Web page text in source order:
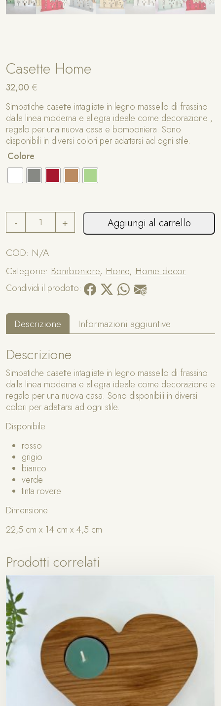
Casette Home
32,00 €
Simpatiche casette intagliate in legno massello di frassino
dalla linea moderna e allegra ideale come decorazione ,
regalo per una nuova casa e bomboniera. Sono
disponibili in diversi colori per adattarsi ad ogni stile.
Colore
-
C
e
t
e
m
u
n
t
i
t
à
+ Aggiungi al carrello
A
r
a
v
:COD: N/A
Categorie: Bomboniere, Home, Home decor
Condividi il prodotto:
Descrizione Informazioni aggiuntive
Descrizione
Simpatiche casette intagliate in legno massello di frassino
dalla linea moderna e allegra ideale come decorazione e
regalo per una nuova casa. Sono disponibili in diversi
colori per adattarsi ad ogni stile.
Disponibile
rosso
grigio
bianco
verde
tinta rovere
Dimensione
22,5 cm x 14 cm x 4,5 cm
Prodotti correlati